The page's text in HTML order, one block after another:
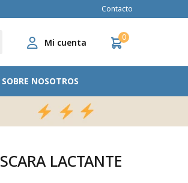
SOBRE NOSOTROS
0
Contacto
LACTANTE